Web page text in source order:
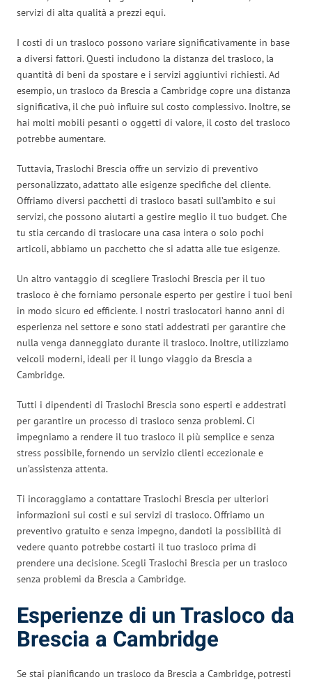
servizi di alta qualità a prezzi equi.
I costi di un trasloco possono variare significativamente in base
a diversi fattori. Questi includono la distanza del trasloco, la
quantità di beni da spostare e i servizi aggiuntivi richiesti. Ad
esempio, un trasloco da Brescia a Cambridge copre una distanza
significativa, il che può influire sul costo complessivo. Inoltre, se
hai molti mobili pesanti o oggetti di valore, il costo del trasloco
potrebbe aumentare.
Tuttavia, Traslochi Brescia offre un servizio di preventivo
personalizzato, adattato alle esigenze specifiche del cliente.
Offriamo diversi pacchetti di trasloco basati sull’ambito e sui
servizi, che possono aiutarti a gestire meglio il tuo budget. Che
tu stia cercando di traslocare una casa intera o solo pochi
articoli, abbiamo un pacchetto che si adatta alle tue esigenze.
Un altro vantaggio di scegliere Traslochi Brescia per il tuo
trasloco è che forniamo personale esperto per gestire i tuoi beni
in modo sicuro ed efficiente. I nostri traslocatori hanno anni di
esperienza nel settore e sono stati addestrati per garantire che
nulla venga danneggiato durante il trasloco. Inoltre, utilizziamo
veicoli moderni, ideali per il lungo viaggio da Brescia a
Cambridge.
Tutti i dipendenti di Traslochi Brescia sono esperti e addestrati
per garantire un processo di trasloco senza problemi. Ci
impegniamo a rendere il tuo trasloco il più semplice e senza
stress possibile, fornendo un servizio clienti eccezionale e
un’assistenza attenta.
Ti incoraggiamo a contattare Traslochi Brescia per ulteriori
informazioni sui costi e sui servizi di trasloco. Offriamo un
preventivo gratuito e senza impegno, dandoti la possibilità di
vedere quanto potrebbe costarti il tuo trasloco prima di
prendere una decisione. Scegli Traslochi Brescia per un trasloco
senza problemi da Brescia a Cambridge.
Esperienze di un Trasloco da
Brescia a Cambridge
Se stai pianificando un trasloco da Brescia a Cambridge, potresti